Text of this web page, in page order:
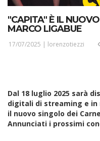
"CAPITA" È IL
MARCO LIGABUE
17/07/2025 | lorenzotiezzi
Dal 18 luglio 2025 sarà
digitali di streaming e
il nuovo singolo dei
Annunciati i prossimi